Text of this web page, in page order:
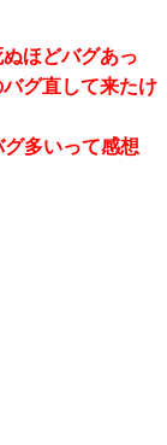
ほどバグあっ
グ直して来たけ
多いって感想